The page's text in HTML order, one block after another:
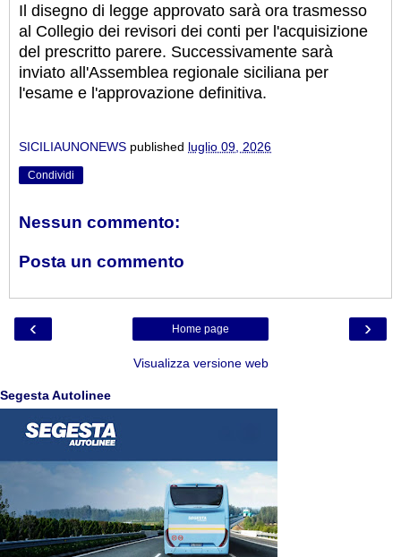
Il disegno di legge approvato sarà ora trasmesso
al Collegio dei revisori dei conti per l'acquisizione
del prescritto parere. Successivamente sarà
inviato all'Assemblea regionale siciliana per
l'esame e l'approvazione definitiva.
SICILIAUNONEWS published luglio 09, 2026
Condividi
Nessun commento:
Posta un commento
‹ ›
Home page
Visualizza versione web
Segesta Autolinee